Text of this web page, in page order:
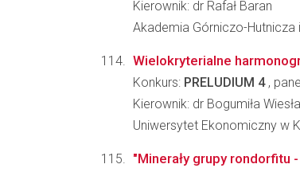
Kierownik: dr Rafał Baran
Akademia Górniczo-Hutnicza
Wielokryterialne
Konkurs: PRELUDIUM 4,
Kierownik: dr Bogumiła
Uniwersytet Ekonomiczny w
"Minerały grupy rondorfitu